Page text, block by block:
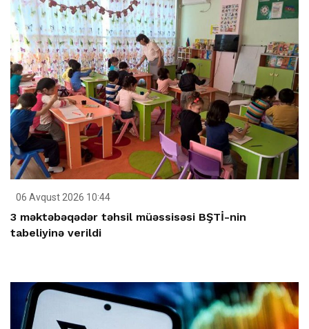
06 Avqust 2026 10:44
3 məktəbəqədər təhsil müəssisəsi BŞTİ-nin
tabeliyinə verildi